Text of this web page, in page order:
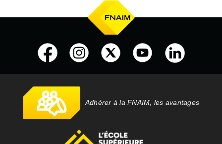
Adhérer à la FNAIM, les avantages